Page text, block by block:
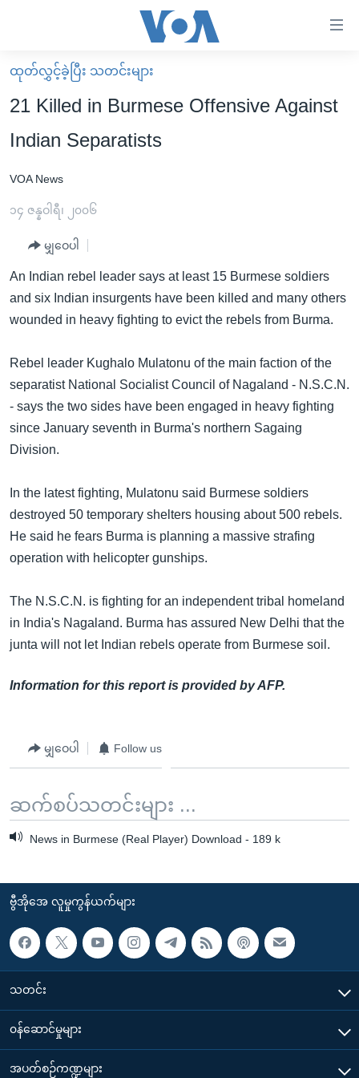
လွယ်ကူ
စေ
သည့်
များ
ပင်မ
ကျော်
ကြည့်
ရန်
အ
ညွန်း
စာမျက်နှာ
သို့
ကျော်
ရန်
ရှာဖွေ
ရန်
နေရာ
ကျော်
ရန်
မူလစာမျက်နှာ
မြန်မာ
ကမ္ဘာ့သတင်းများ
အမေရိကန်
အစ္စရေး-ပါလက်စတိုင်း
သတင်းလွတ်လပ်ခွင့်
အင်္ဂလိပ်စာလေ့လာမယ်
မကြေးမုံရဲ့ အင်္ဂလိပ်စာ
သုတပဒေသာ အင်္ဂလိပ်စာ
ရေဒီယို
ရေဒီယိုနှင့်ရုပ်သံ အချက်အလက်များ
Learning English
ဗွီအိုအေ လူမှုကွန်ယက်များ
ဘာသာစကားများ
ထုတ်လွှင့်ခဲ့ပြီး သတင်းများ
21 Killed in Burmese Offensive Against
Indian Separatists
VOA News
၁၄ ဇန္နဝါရီ၊ ၂၀၀၆
မျှဝေပါ
An Indian rebel leader says at least 15 Burmese soldiers
and six Indian insurgents have been killed and many others
wounded in heavy fighting to evict the rebels from Burma.
Rebel leader Kughalo Mulatonu of the main faction of the
separatist National Socialist Council of Nagaland - N.S.C.N.
- says the two sides have been engaged in heavy fighting
since January seventh in Burma's northern Sagaing
Division.
In the latest fighting, Mulatonu said Burmese soldiers
destroyed 50 temporary shelters housing about 500 rebels.
He said he fears Burma is planning a massive strafing
operation with helicopter gunships.
The N.S.C.N. is fighting for an independent tribal homeland
in India's Nagaland. Burma has assured New Delhi that the
junta will not let Indian rebels operate from Burmese soil.
Information for this report is provided by AFP.
မျှဝေပါ Follow us
ဆက်စပ်သတင်းများ ...
News in Burmese (Real Player) Download - 189 k
ဗွီအိုအေ လူမှုကွန်ယက်များ
သတင်း
၀န်ဆောင်မှုများ
အပတ်စဉ်ကဏ္ဍများ